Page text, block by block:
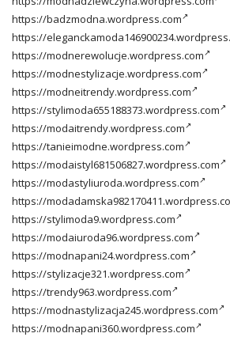
https://badzmodna.wordpress.com
https://
https://modnerewolucje.wordpress.com
https://modnestylizacje.wordpress.com
https://modneitrendy.wordpress.com
https://stylimoda655188373.wordpress.com
https://modaitrendy.wordpress.com
https://tanieimodne.wordpress.com
https://modaistyl681506827.wordpress.com
https://modastyliuroda.wordpress.com
https://
https://stylimoda9.wordpress.com
https://modaiuroda96.wordpress.com
https://modnapani24.wordpress.com
https://stylizacje321.wordpress.com
https://trendy963.wordpress.com
https://modnastylizacja245.wordpress.com
https://modnapani360.wordpress.com